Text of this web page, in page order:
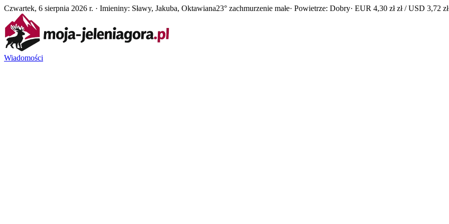
Czwartek, 6 sierpnia 2026 r. · Imieniny: Sławy, Jakuba, Oktawiana23° zachmurzenie małe· Powietrze: Dobry· EUR 4,30 zł zł / USD 3,72 zł
Wiadomości